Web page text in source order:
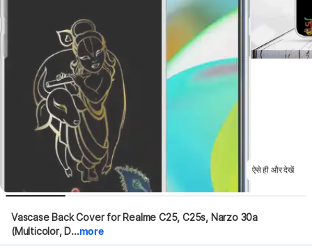
ऐसे ही और देखें
Vascase Back Cover for Realme C25, C25s, Narzo 30a
(Multicolor, D...more